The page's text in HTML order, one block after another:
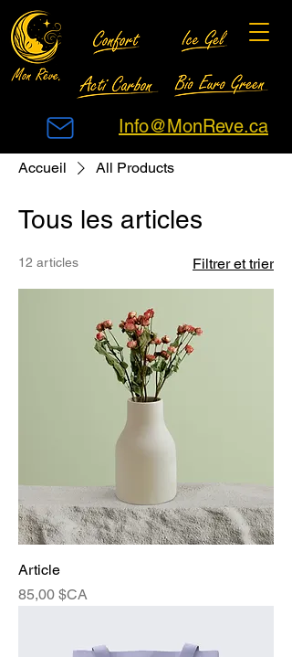
Info@MonReve.ca
Accueil All Products
Tous les articles
12 articles Filtrer et trier
Article
Prix
85,00 $CA